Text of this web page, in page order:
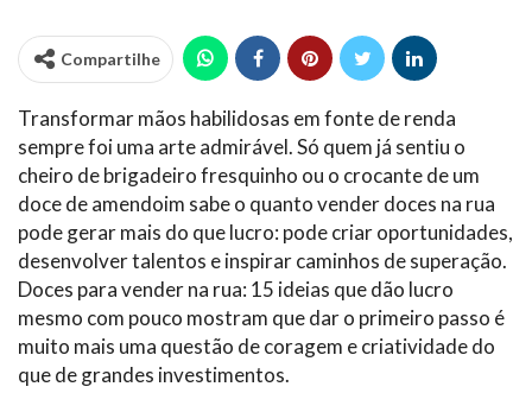
Compartilhe
Transformar mãos habilidosas em fonte de renda
sempre foi uma arte admirável. Só quem já sentiu o
cheiro de brigadeiro fresquinho ou o crocante de um
doce de amendoim sabe o quanto vender doces na rua
pode gerar mais do que lucro: pode criar oportunidades,
desenvolver talentos e inspirar caminhos de superação.
Doces para vender na rua: 15 ideias que dão lucro
mesmo com pouco mostram que dar o primeiro passo é
muito mais uma questão de coragem e criatividade do
que de grandes investimentos.